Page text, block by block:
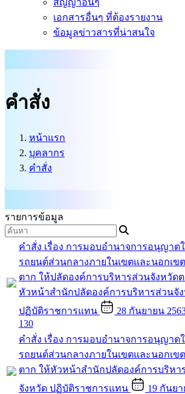
สัญญาอื่นๆ
เอกสารอื่นๆ ที่ต้องรายงาน
ข้อมูลข่าวสารที่น่าสนใจ
คำสั่ง
หน้าแรก
บุคลากร
คำสั่ง
รายการข้อมูล
คำสั่ง เรื่อง การมอบอำนาจการอนุญาต
รถยนต์ส่วนกลางภายในเขตและนอกเข
ตาก ให้ปลัดองค์การบริหารส่วนจังหวัด
หัวหน้าสำนักปลัดองค์การบริหารส่วนจั
ปฏิบัติราชการแทน
28 กันยายน
130
คำสั่ง เรื่อง การมอบอำนาจการอนุญาต
รถยนต์ส่วนกลางภายในเขตและนอกเข
ตาก ให้หัวหน้าสำนักปลัดองค์การบริหา
จังหวัด ปฏิบัติราชการแทน
19 กันย